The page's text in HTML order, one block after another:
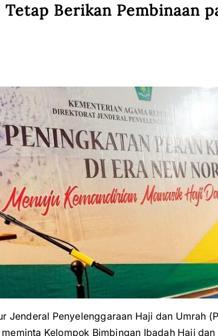
Berikan Pembinaan
Jenderal Penyelenggaraan Haji dan Umrah
Kelompok Bimbingan Ibadah Haji dan